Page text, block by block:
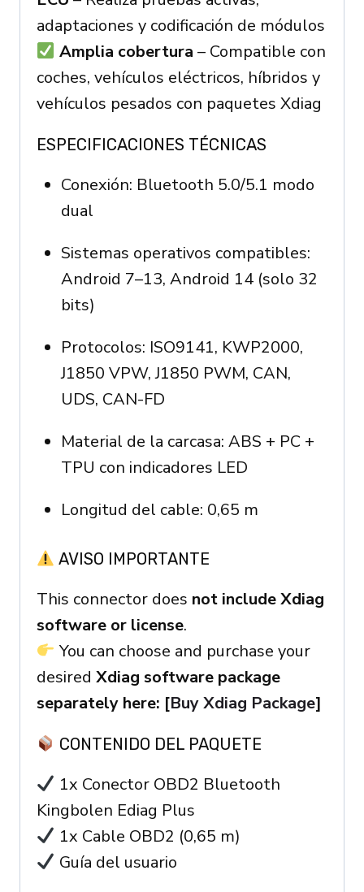
adaptaciones y codificación de módulos
Amplia cobertura – Compatible con
coches, vehículos eléctricos, híbridos y
vehículos pesados con paquetes Xdiag
ESPECIFICACIONES TÉCNICAS
Conexión: Bluetooth 5.0/5.1 modo
dual
Sistemas operativos compatibles:
Android 7–13, Android 14 (solo 32
bits)
Protocolos: ISO9141, KWP2000,
J1850 VPW, J1850 PWM, CAN,
UDS, CAN-FD
Material de la carcasa: ABS + PC +
TPU con indicadores LED
Longitud del cable: 0,65 m
AVISO IMPORTANTE
This connector does not include Xdiag
software or license.
You can choose and purchase your
desired Xdiag software package
separately here: [Buy Xdiag Package]
CONTENIDO DEL PAQUETE
1x Conector OBD2 Bluetooth
Kingbolen Ediag Plus
1x Cable OBD2 (0,65 m)
Guía del usuario